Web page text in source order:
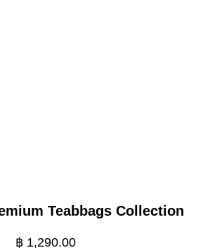
Teabbags Collection
฿ 1,290.00